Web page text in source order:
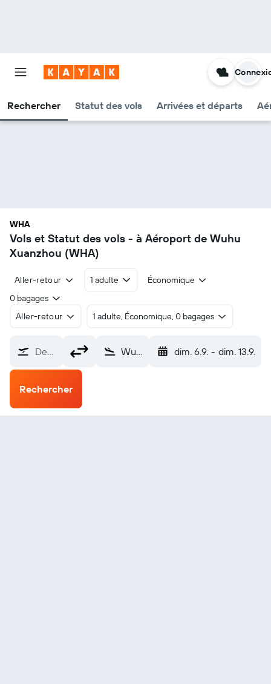
Rechercher Statut des vols Arrivées et départs
WHA
Vols et Statut des vols - à Aéroport de Wuhu
Xuanzhou (WHA)
Aller-retour 1 adulte
Économique
0 bagages
Aller-retour
1 adulte, Économique, 0 bagages
De… Wuhu Xuanzhou (WHA) dim. 6.9. - dim. 13.9.
Rechercher